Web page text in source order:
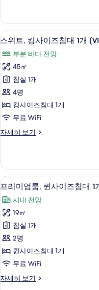
진
모
두
보
기
즈
침
대
개
(First)
자
세
히
보
기
스
트,
킹
사
이
즈
대
개
(VIP)
사
진
모
두
보
기
2
스위트, 킹사이즈침대 1개
부분 바다 전망
45㎡
침실 1개
4명
킹사이즈침대 1개
무료 WiFi
자세히 보기
스
사
이
즈
대
개
(VIP)
자
세
히
보
프
리
미
엄
룸,
퀸
사
즈
2
프리미엄룸, 퀸사이즈침대 1
시내 전망
19㎡
침실 1개
2명
퀸사이즈침대 1개
무료 WiFi
자세히 보기
프